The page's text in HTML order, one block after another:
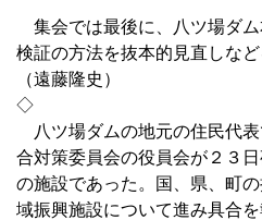
集会では最後に、八ツ場ダ
検証の方法を抜本的見直しな
（遠藤隆史）
◇
八ツ場ダムの地元の住民代
合対策委員会の役員会が２３
の施設であった。国、県、町
域振興施設について進み具合